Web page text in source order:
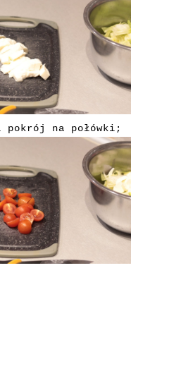
pokrój na połówki;